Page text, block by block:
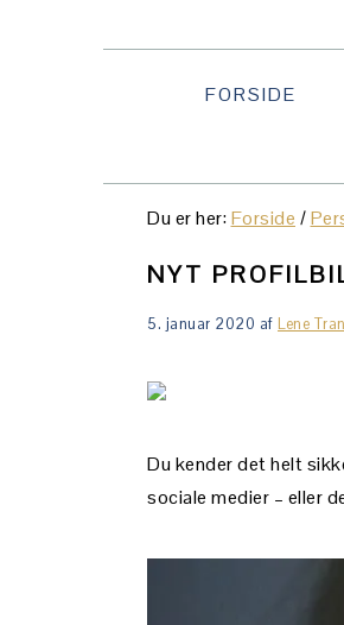
FORSIDE
Du er her:Forside /
NYT
5. januar 2020 af Lene
Du kender det helt
sociale medier – eller